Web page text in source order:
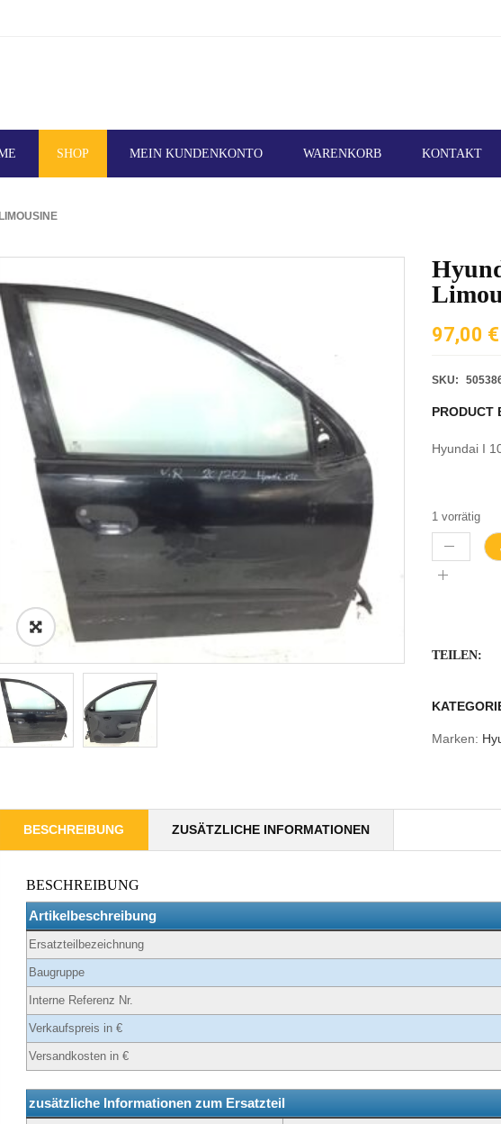
SHOP MEIN KUNDENKONTO WARENKORB KONTAKT
97,00 €
SKU:
PRODUCT
Hyundai I
1 vorrätig
TEILEN:
Marken:
BESCHREIBUNG ZUSÄTZLICHE INFORMATIONEN
BESCHREIBUNG
Artikelbeschreibung
Ersatzteilbezeichnung
Baugruppe
Interne Referenz Nr.
Verkaufspreis in €
Versandkosten in €
zusätzliche Informationen zum Ersatzteil